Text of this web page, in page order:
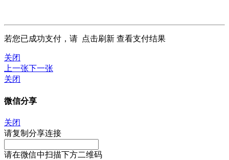
若您已成功支付，请 点击刷新 查看支付结果
关闭
上一张下一张
关闭
微信分享
关闭
请复制分享连接
请在微信中扫描下方二维码